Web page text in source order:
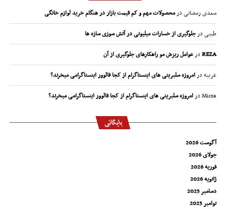
سعدی رمضانیدرمحصولات مهم و کم قیمت بازار در هنگام خرید لوازم خانگی
طیبیدرجلوگیری از خسارات میلیونی در آتش سوزی سازه ها
REZAدرعوامل ریزش مو راهکارهای جلوگیری از آن
غریبهدرامروزه سلبریتی های اینستاگرام از کجا فالوور اینستاگرامی میخرند؟
Mirzaدرامروزه سلبریتی های اینستاگرام از کجا فالوور اینستاگرامی میخرند؟
بایگانی
آگوست 2026
جولای 2026
فوریه 2026
ژانویه 2026
دسامبر 2025
نوامبر 2025